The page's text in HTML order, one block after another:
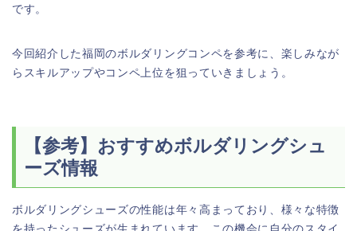
です。
今回紹介した福岡のボルダリングコンペを参考に、楽しみなが
らスキルアップやコンペ上位を狙っていきましょう。
【参考】おすすめボルダリングシュ
ーズ情報
ボルダリングシューズの性能は年々高まっており、様々な特徴